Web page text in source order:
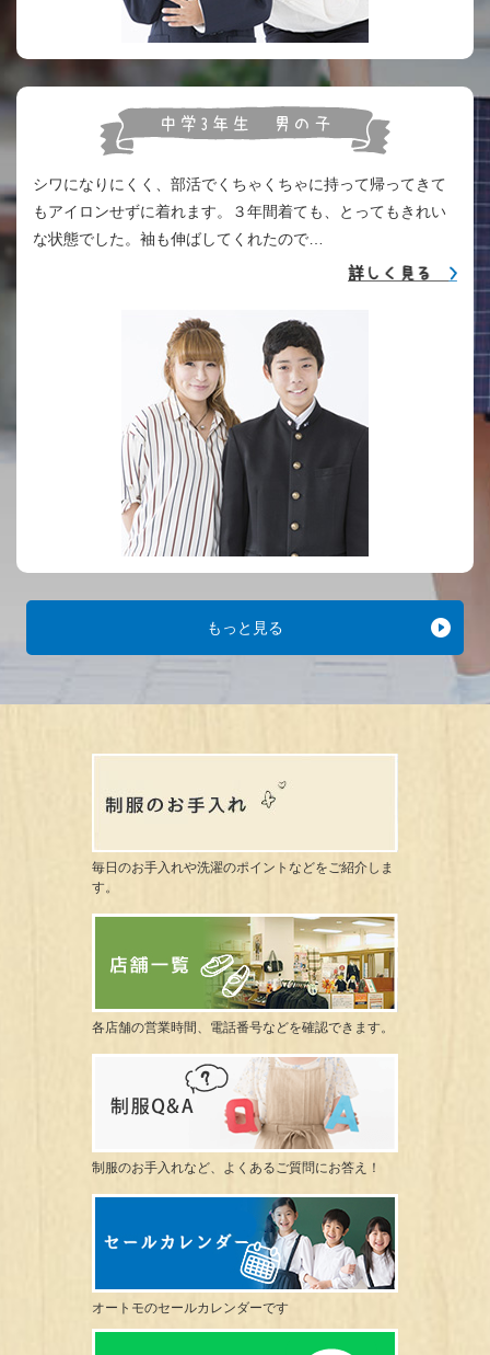
シワになりにくく、部活でくちゃくちゃに持って帰ってきて
もアイロンせずに着れます。３年間着ても、とってもきれい
な状態でした。袖も伸ばしてくれたので…
もっと見る
毎日のお手入れや洗濯のポイントなどをご紹介しま
す。
各店舗の営業時間、電話番号などを確認できます。
制服のお手入れなど、よくあるご質問にお答え！
オートモのセールカレンダーです